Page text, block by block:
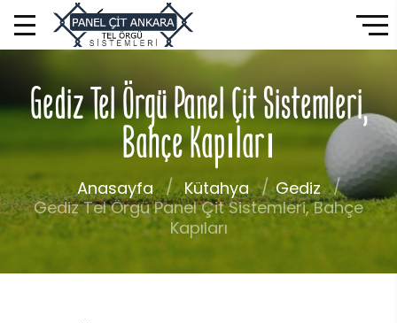
Gediz Tel Örgü Panel Çit Sistemleri,
Bahçe Kapıları
Anasayfa Kütahya
Gediz
Gediz Tel Örgü Panel Çit Sistemleri, Bahçe
Kapıları